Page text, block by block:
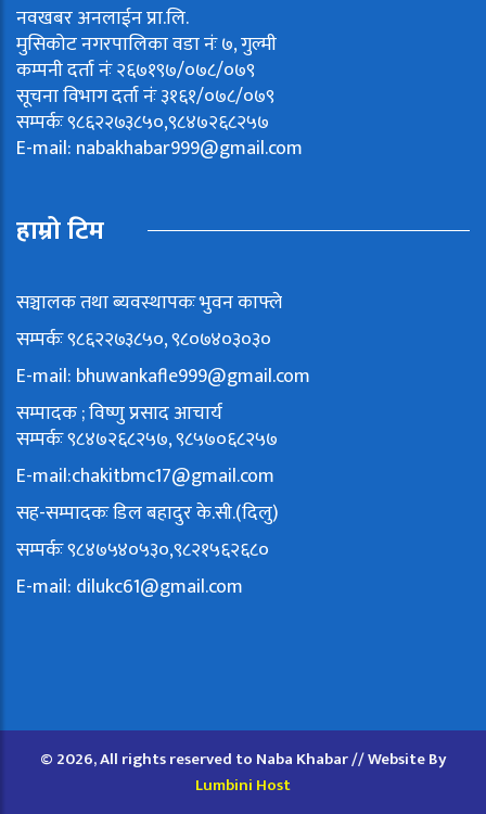
नवखबर अनलाईन प्रा.लि.
मुसिकोट नगरपालिका वडा नंः ७, गुल्मी
कम्पनी दर्ता नंः २६७१९७/०७८/०७९
सूचना विभाग दर्ता नंः ३१६१/०७८/०७९
सम्पर्कः ९८६२२७३८५०,९८४७२६८२५७
E-mail: nabakhabar999@gmail.com
हाम्रो टिम
सञ्चालक तथा ब्यवस्थापकः भुवन काफ्ले
सम्पर्कः ९८६२२७३८५०, ९८०७४०३०३०
E-mail: bhuwankafle999@gmail.com
सम्पादक ; विष्णु प्रसाद आचार्य
सम्पर्कः ९८४७२६८२५७, ९८५७०६८२५७
E-mail:chakitbmc17@gmail.com
सह-सम्पादकः डिल बहादुर के.सी.(दिलु)
सम्पर्कः ९८४७५४०५३०,९८२१५६२६८०
E-mail: dilukc61@gmail.com
© 2026, All rights reserved to Naba Khabar // Website By
Lumbini Host